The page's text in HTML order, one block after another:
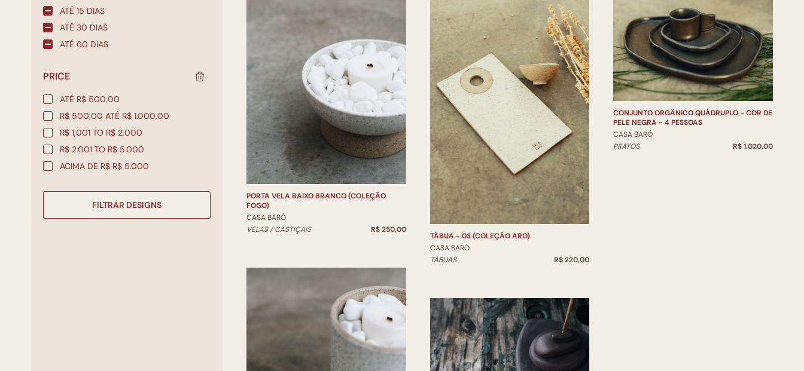
ATÉ 15 DIAS
ATÉ 30 DIAS
ATÉ 60 DIAS
PRICE
ATÉ R$ 500,00
R$ 500,00 ATÉ R$ 1.000,00
R$ 1,001 TO R$ 2,000
R$ 2.001 TO R$ 5.000
ACIMA DE R$ R$ 5.000
FILTRAR DESIGNS
PORTA VELA BAIXO BRANCO (COLEÇÃO
FOGO)
CASA BARÓ
VELAS / CASTIÇAIS
R$ 250,00
TÁBUA - 03 (COLEÇÃO ARO)
CASA BARÓ
TÁBUAS
R$ 220,00
CONJUNTO ORGÂNICO QUÁDRUPLO - COR DE
PELE NEGRA - 4 PESSOAS
CASA BARÓ
PRATOS
R$ 1.020,00